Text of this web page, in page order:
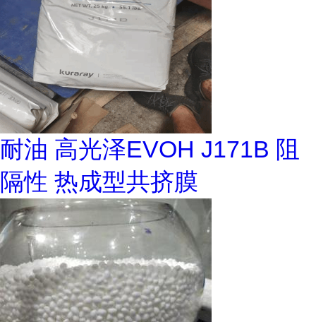
耐油 高光泽EVOH J171B 阻
隔性 热成型共挤膜